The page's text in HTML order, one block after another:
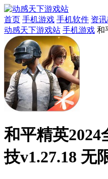
首页 手机游戏 手机软件 资
动感天下游戏站 手机游戏 和
和平精英
技v1.27.18 无